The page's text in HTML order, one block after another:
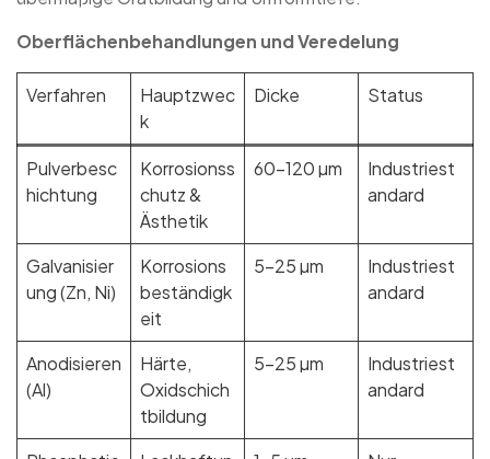
Oberflächenbehandlungen und Veredelung
Verfahren
Hauptzwec
k
Dicke Status
Pulverbesc
hichtung
Korrosionss
chutz &
Ästhetik
60–120 µm
Industriest
andard
Galvanisier
ung (Zn, Ni)
Korrosions
beständigk
eit
5–25 µm
Industriest
andard
Anodisieren
(Al)
Härte,
Oxidschich
tbildung
5–25 µm
Industriest
andard